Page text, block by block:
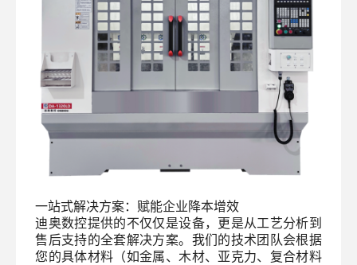
一站式解决方案：赋能企业降本增效
迪奥数控提供的不仅仅是设备，更是从工艺分析到
售后支持的全套解决方案。我们的技术团队会根据
您的具体材料（如金属、木材、亚克力、复合材料